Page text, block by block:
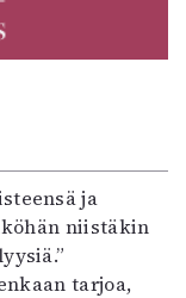
ja
niistäkin
tarjoa,